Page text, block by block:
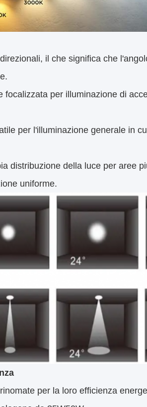
il che significa che
focalizzata per illuminazione di
per l'illuminazione generale in
distribuzione della luce per aree
uniforme.
per la loro efficienza